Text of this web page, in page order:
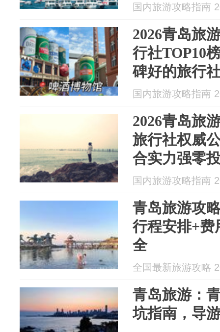
国内旅游攻略指南
2026青岛旅
行社TOP10
碑好的旅行
国内旅游攻略指南
2026青岛旅
旅行社权威
合实力强零
国内旅游攻略指南
青岛旅游攻
行程安排+费
全
全国最新旅游攻略
青岛旅游：
坑指南，导